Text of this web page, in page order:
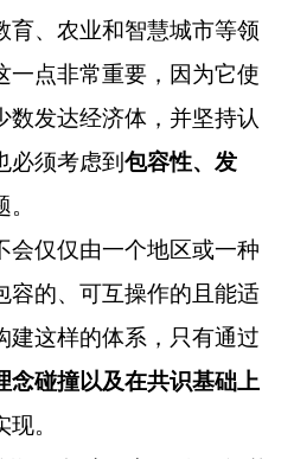
育、农业和智慧城市等领
一点非常重要，因为它使
数发达经济体，并坚持认
必须考虑到 包容性、发
会仅仅由一个地区或一种
容的、可互操作的且能适
建这样的体系，只有通过
念碰撞以及在共识基础上
。